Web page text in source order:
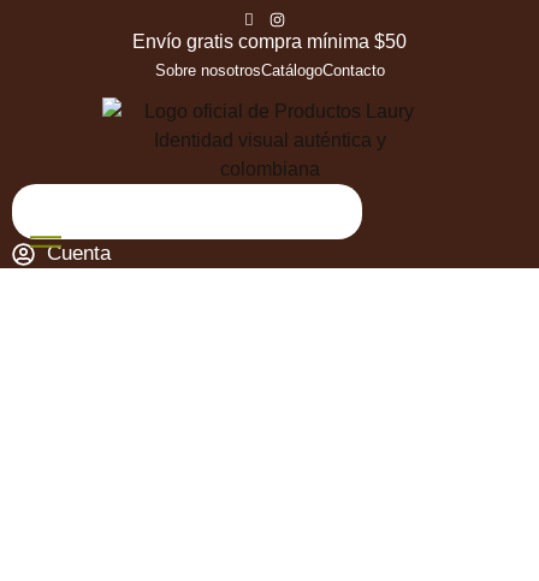
Envío gratis compra mínima $50
Sobre nosotrosCatálogoContacto
Cuenta